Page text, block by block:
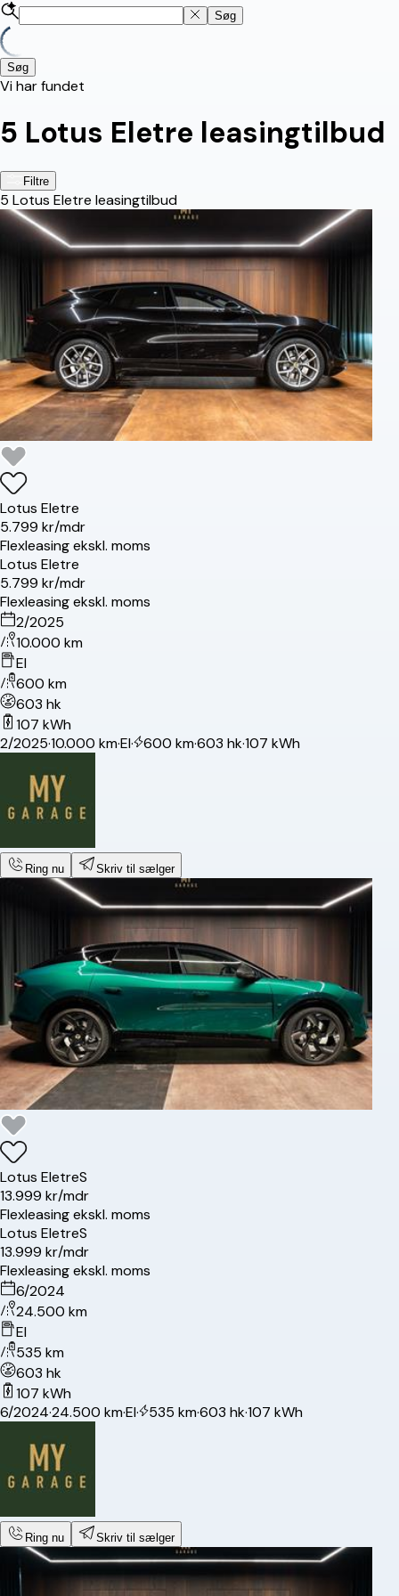
Søg
Søg
Vi har fundet
5 Lotus Eletre leasingtilbud
Filtre
5 Lotus Eletre leasingtilbud
Lotus Eletre
5.799 kr/mdr
Flexleasing ekskl. moms
Lotus Eletre
5.799 kr/mdr
Flexleasing ekskl. moms
2/2025
10.000 km
El
600 km
603 hk
107 kWh
2/2025·10.000 km·El· 600 km·603 hk·107 kWh
Ring nu Skriv til sælger
Lotus EletreS
13.999 kr/mdr
Flexleasing ekskl. moms
Lotus EletreS
13.999 kr/mdr
Flexleasing ekskl. moms
6/2024
24.500 km
El
535 km
603 hk
107 kWh
6/2024·24.500 km·El· 535 km·603 hk·107 kWh
Ring nu Skriv til sælger